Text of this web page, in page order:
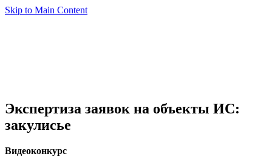
Skip to Main Content
Экспертиза заявок на объекты ИС:
закулисье
Видеоконкурс